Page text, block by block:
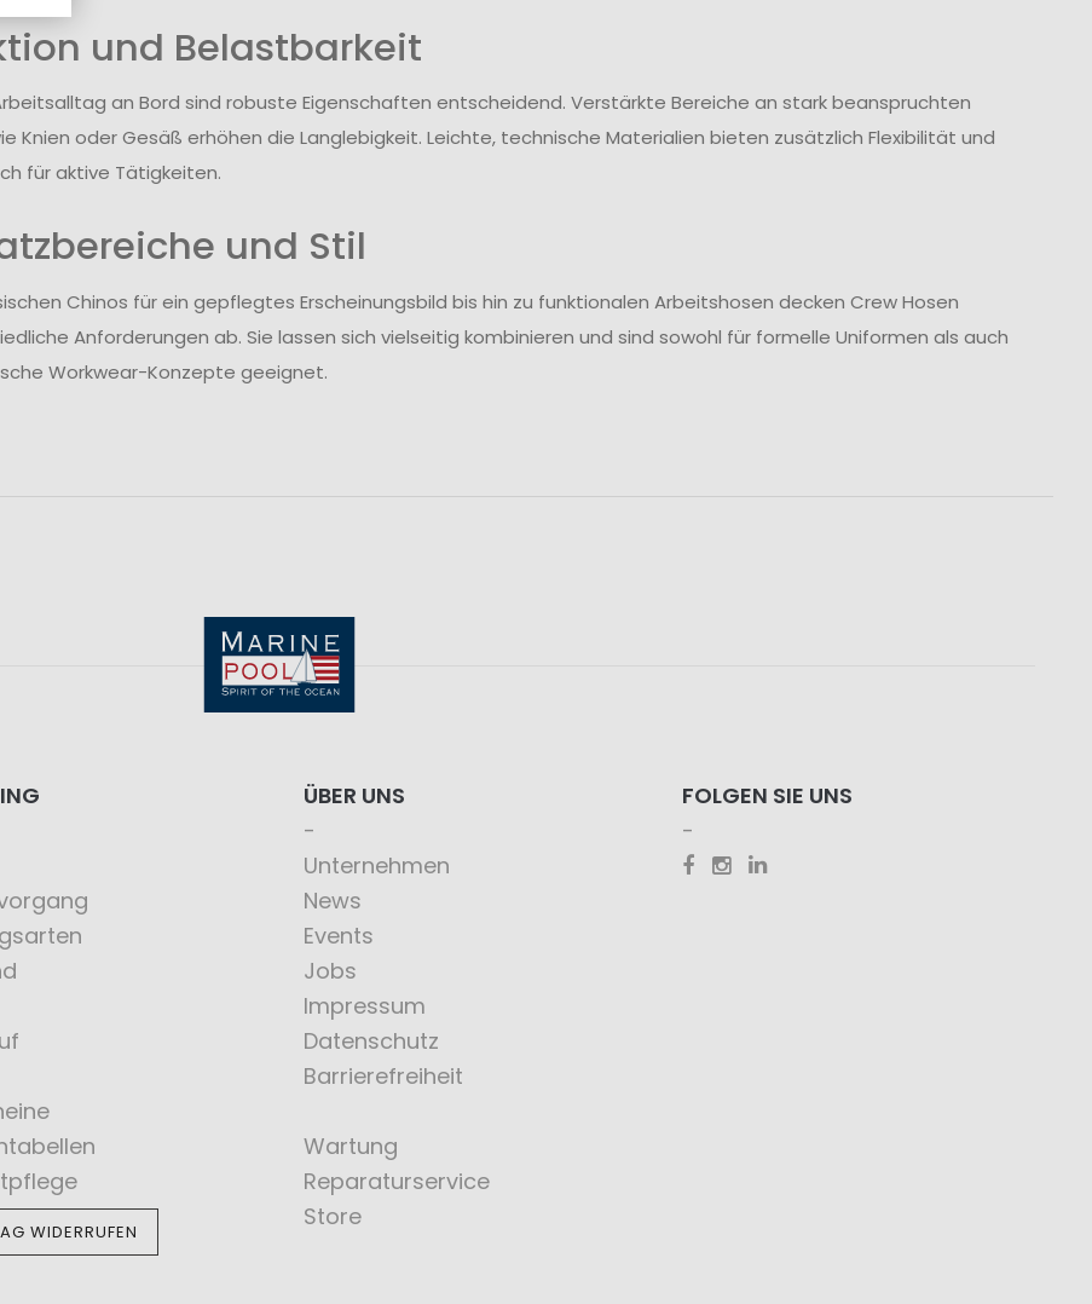
und Belastbarkeit
an Bord sind robuste Eigenschaften entscheidend. Verstärkte Bereiche an stark beanspruchten
Knien oder Gesäß erhöhen die Langlebigkeit. Leichte, technische Materialien bieten zusätzlich Flexibilität und
für aktive Tätigkeiten.
und Stil
Chinos für ein gepflegtes Erscheinungsbild bis hin zu funktionalen Arbeitshosen decken Crew Hosen
Anforderungen ab. Sie lassen sich vielseitig kombinieren und sind sowohl für formelle Uniformen als auch
Workwear-Konzepte geeignet.
WIDERRUFEN
ÜBER UNS
Unternehmen
News
Events
Jobs
Impressum
Datenschutz
Barrierefreiheit
Wartung
Reparaturservice
Store
FOLGEN SIE UNS